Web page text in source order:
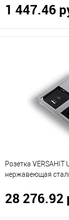
1 447.46
Розетка VERSAHIT
нержавеющая
28 276.92